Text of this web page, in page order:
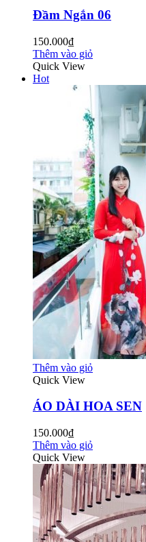
Đầm Ngắn 06
150.000₫
Thêm vào giỏ
Quick View
Hot
Thêm vào giỏ
Quick View
ÁO DÀI HOA SEN
150.000₫
Thêm vào giỏ
Quick View